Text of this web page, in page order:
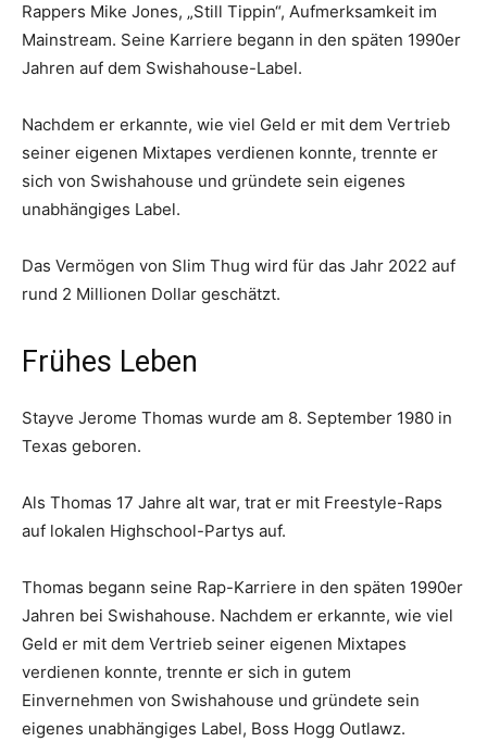
Rappers Mike Jones, „Still Tippin“, Aufmerksamkeit im
Mainstream. Seine Karriere begann in den späten 1990er
Jahren auf dem Swishahouse-Label.
Nachdem er erkannte, wie viel Geld er mit dem Vertrieb
seiner eigenen Mixtapes verdienen konnte, trennte er
sich von Swishahouse und gründete sein eigenes
unabhängiges Label.
Das Vermögen von Slim Thug wird für das Jahr 2022 auf
rund 2 Millionen Dollar geschätzt.
Frühes Leben
Stayve Jerome Thomas wurde am 8. September 1980 in
Texas geboren.
Als Thomas 17 Jahre alt war, trat er mit Freestyle-Raps
auf lokalen Highschool-Partys auf.
Thomas begann seine Rap-Karriere in den späten 1990er
Jahren bei Swishahouse. Nachdem er erkannte, wie viel
Geld er mit dem Vertrieb seiner eigenen Mixtapes
verdienen konnte, trennte er sich in gutem
Einvernehmen von Swishahouse und gründete sein
eigenes unabhängiges Label, Boss Hogg Outlawz.